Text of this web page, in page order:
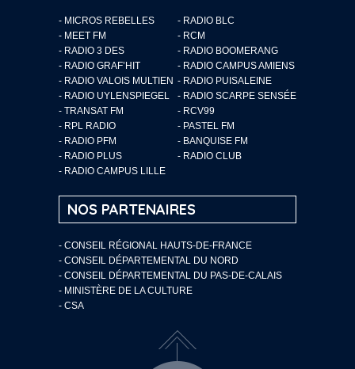
- MICROS REBELLES
- RADIO BLC
- MEET FM
- RCM
- RADIO 3 DES
- RADIO BOOMERANG
- RADIO GRAF’HIT
- RADIO CAMPUS AMIENS
- RADIO VALOIS MULTIEN - RADIO PUISALEINE
- RADIO UYLENSPIEGEL
- RADIO SCARPE SENSÉE
- TRANSAT FM
- RCV99
- RPL RADIO
- PASTEL FM
- RADIO PFM
- BANQUISE FM
- RADIO PLUS
- RADIO CLUB
- RADIO CAMPUS LILLE
NOS PARTENAIRES
- CONSEIL RÉGIONAL HAUTS-DE-FRANCE
- CONSEIL DÉPARTEMENTAL DU NORD
- CONSEIL DÉPARTEMENTAL DU PAS-DE-CALAIS
- MINISTÈRE DE LA CULTURE
- CSA